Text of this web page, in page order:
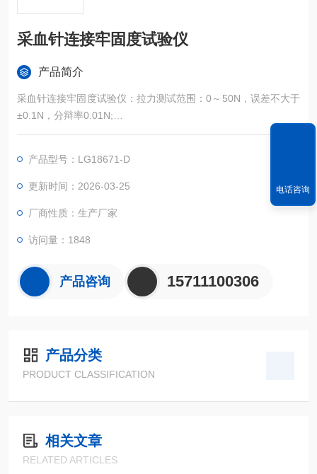
采血针连接牢固度试验仪
产品简介
采血针连接牢固度试验仪：拉力测试范围：0～50N，误差不大于
±0.1N，分辩率0.01N;
拉力设定范围：2N～50N，误差不大于±0.1N;
产品型号：LG18671-D
更新时间：2026-03-25
厂商性质：生产厂家
访问量：1848
产品咨询 15711100306
产品分类
PRODUCT CLASSIFICATION
相关文章
RELATED ARTICLES
电话咨询